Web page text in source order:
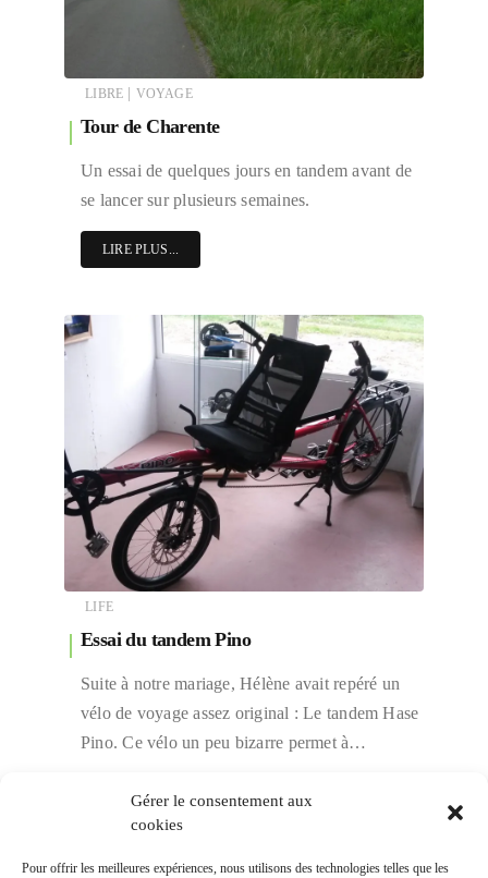
Gérer le consentement aux
cookies
Pour offrir les meilleures expériences, nous utilisons des technologies telles que les
LIBRE VOYAGE
Tour de Charente
Un essai de quelques jours en tandem avant de
se lancer sur plusieurs semaines.
LIRE PLUS...
LIFE
Essai du tandem Pino
Suite à notre mariage, Hélène avait repéré un
vélo de voyage assez original : Le tandem Hase
Pino. Ce vélo un peu bizarre permet à…
LIRE PLUS...